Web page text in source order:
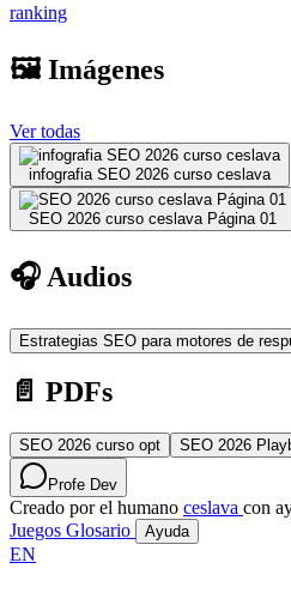
ranking
🖼️ Imágenes
Ver todas
infografia SEO 2026 curso ceslava
SEO 2026 curso ceslava Página 01
🎧 Audios
Estrategias SEO para motores de
📄 PDFs
SEO 2026 curso opt SEO 2026
Profe Dev
Creado por el humano ceslava con
Juegos Glosario Ayuda
EN